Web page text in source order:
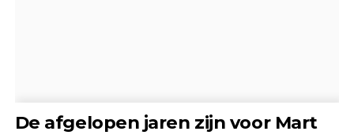
De afgelopen jaren zijn voor Mart